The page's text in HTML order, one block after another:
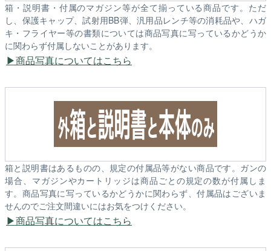
箱・説明書・付属のマガジン等が全て揃っている商品です。ただ
し、保護キャップ、試射用BB弾、汎用品レンチ等の消耗品や、ハガ
キ・フライヤー等の書類については商品写真に写っているかどうか
に関わらず付属しないことがあります。
商品写真についてはこちら
箱と説明書はあるものの、規定の付属品等がない商品です。ガンの
場合、マガジンやカートリッジは商品ごとの規定の数が付属しま
す。商品写真に写っているかどうかに関わらず、付属品はございま
せんのでご注文間違いにはお気をつけください。
商品写真についてはこちら